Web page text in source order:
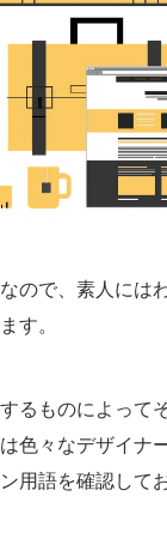
ので、素人には
す。
るものによって
色々なデザイナ
用語を確認して